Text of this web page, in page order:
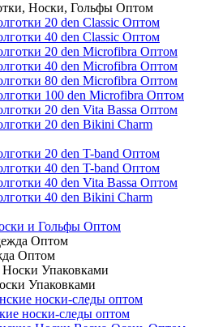
Носки, Гольфы Оптом
20 den Classic Оптом
40 den Classic Оптом
20 den Microfibra Оптом
40 den Microfibra Оптом
80 den Microfibra Оптом
100 den Microfibra Оптом
20 den Vita Bassa Оптом
20 den Bikini Charm
20 den T-band Оптом
40 den T-band Оптом
40 den Vita Bassa Оптом
40 den Bikini Charm
и Гольфы Оптом
Оптом
Упаковками
носки-следы оптом